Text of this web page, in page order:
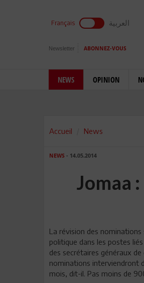
Français العربية
Newsletter ABONNEZ-VOUS
NEWS OPINION
Accueil News
NEWS - 14.05.2014
Jomaa
La révision des nominations
politique dans les postes
des secrétaires généraux
nominations interviendront
mois, dit-il. Pas moins de